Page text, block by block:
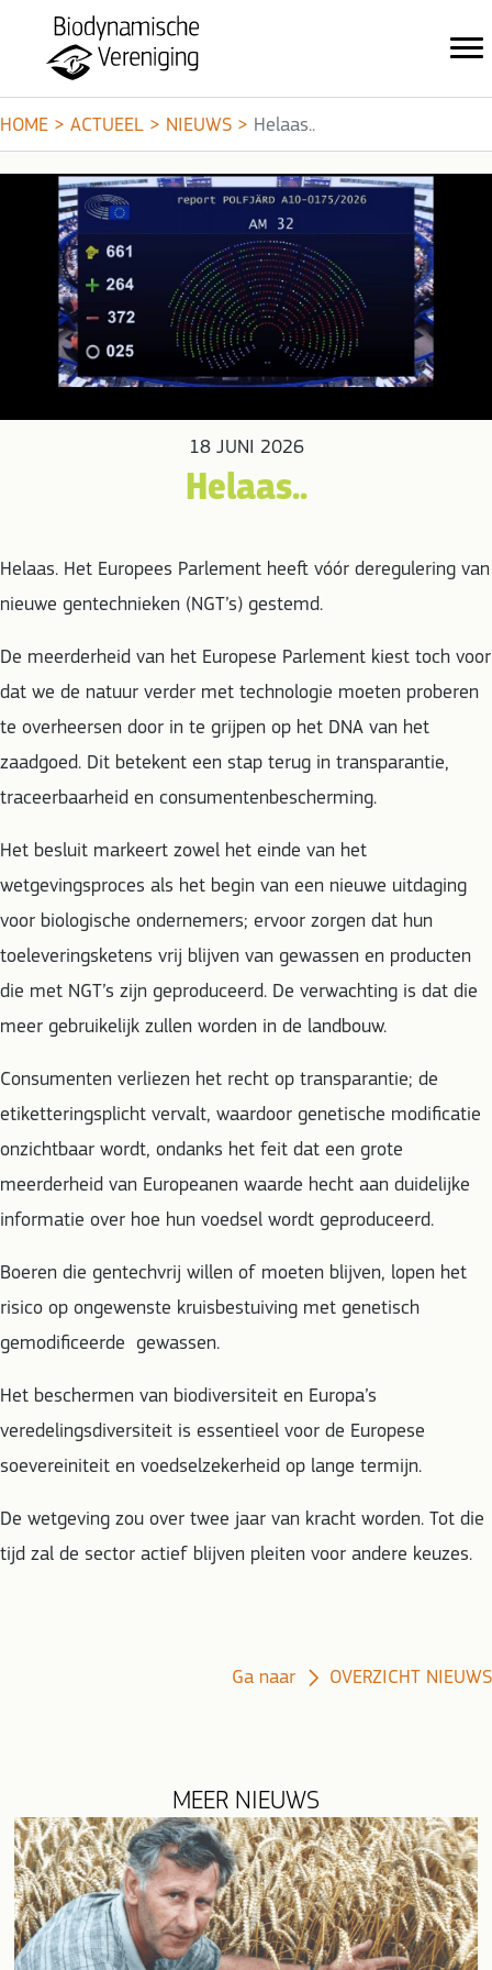
HOME > ACTUEEL > NIEUWS > Helaas..
18 JUNI 2026
Helaas..
Helaas. Het Europees Parlement heeft vóór deregulering van
nieuwe gentechnieken (NGT’s) gestemd.
De meerderheid van het Europese Parlement kiest toch voor
dat we de natuur verder met technologie moeten proberen
te overheersen door in te grijpen op het DNA van het
zaadgoed. Dit betekent een stap terug in transparantie,
traceerbaarheid en consumentenbescherming.
Het besluit markeert zowel het einde van het
wetgevingsproces als het begin van een nieuwe uitdaging
voor biologische ondernemers; ervoor zorgen dat hun
toeleveringsketens vrij blijven van gewassen en producten
die met NGT’s zijn geproduceerd. De verwachting is dat die
meer gebruikelijk zullen worden in de landbouw.
Consumenten verliezen het recht op transparantie; de
etiketteringsplicht vervalt, waardoor genetische modificatie
onzichtbaar wordt, ondanks het feit dat een grote
meerderheid van Europeanen waarde hecht aan duidelijke
informatie over hoe hun voedsel wordt geproduceerd.
Boeren die gentechvrij willen of moeten blijven, lopen het
risico op ongewenste kruisbestuiving met genetisch
gemodificeerde gewassen.
Het beschermen van biodiversiteit en Europa’s
veredelingsdiversiteit is essentieel voor de Europese
soevereiniteit en voedselzekerheid op lange termijn.
De wetgeving zou over twee jaar van kracht worden. Tot die
tijd zal de sector actief blijven pleiten voor andere keuzes.
Ga naar OVERZICHT NIEUWS
MEER NIEUWS